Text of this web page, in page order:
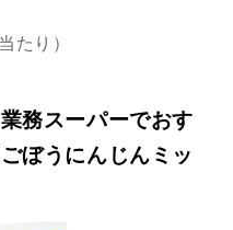
たり）
務スーパーでおす
ぼうにんじんミッ